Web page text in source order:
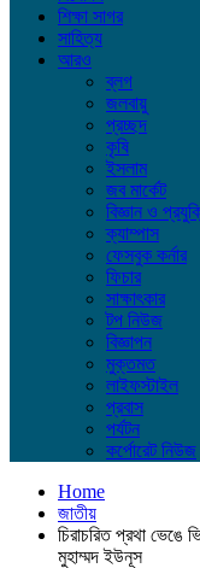
শিক্ষা সাগর
সাহিত্য
আরও
ব্লগ
জলবায়ু
প্রচ্ছদ
কৃষি
ইসলাম
জব মার্কেট
বিজ্ঞান ও
ক্যাম্পাস
ফেসবুক কর্নার
ফিচার
সাক্ষাৎকার
টপ নিউজ
বিজ্ঞাপন
মুক্তমত
লাইফস্টাইল
প্রবাস
পর্যটন
কর্পোরেট নিউজ
Home
জাতীয়
চিরাচরিত প্রথা
মুহাম্মদ ইউনূস